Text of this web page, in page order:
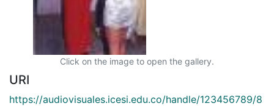
Click on the image to open the gallery.
URI
https://audiovisuales.icesi.edu.co/handle/123456789/8